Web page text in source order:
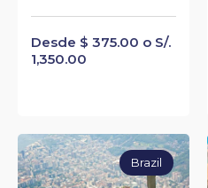
Desde $ 375.00 o S/.
1,350.00
Brazil